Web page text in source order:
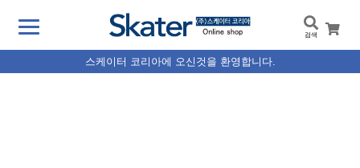
스케이터 코리아에 오신것을 환영합니다.
검색